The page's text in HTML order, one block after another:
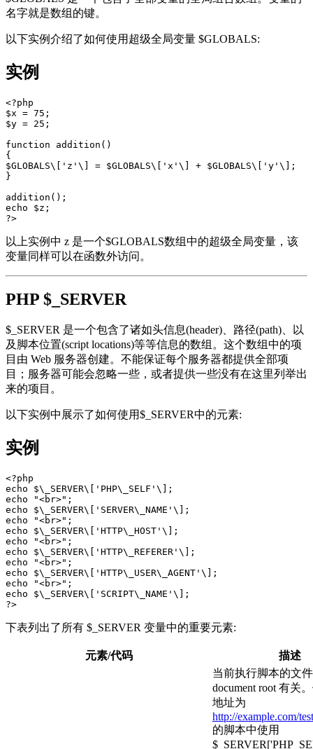
名字就是数组的键。
以下实例介绍了如何使用超级全局变量 $GLOBALS:
实例
<?php
$x = 75;
$y = 25;
function addition()
{
$GLOBALS\['z'\] = $GLOBALS\['x'\] + $GLOBALS\['y'\];
}
addition();
echo $z;
以上实例中 z 是一个$GLOBALS数组中的超级全局变量，该
变量同样可以在函数外访问。
PHP $_SERVER
$_SERVER 是一个包含了诸如头信息(header)、路径(path)、以
及脚本位置(script locations)等等信息的数组。这个数组中的项
目由 Web 服务器创建。不能保证每个服务器都提供全部项
目；服务器可能会忽略一些，或者提供一些没有在这里列举出
来的项目。
以下实例中展示了如何使用$_SERVER中的元素:
实例
<?php
echo $\_SERVER\['PHP\_SELF'\];
echo "<br>";
echo $\_SERVER\['SERVER\_NAME'\];
echo "<br>";
echo $\_SERVER\['HTTP\_HOST'\];
echo "<br>";
echo $\_SERVER\['HTTP\_REFERER'\];
echo "<br>";
echo $\_SERVER\['HTTP\_USER\_AGENT'\];
echo "<br>";
echo $\_SERVER\['SCRIPT\_NAME'\];
下表列出了所有 $_SERVER 变量中的重要元素:
元素/代码
描述
当前执行脚本的文
document root 有关
地址为
http://example.com/
的脚本中使用